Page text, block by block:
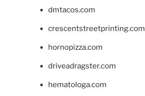
dmtacos.com
crescentstreetprinting.com
hornopizza.com
driveadragster.com
hematologa.com